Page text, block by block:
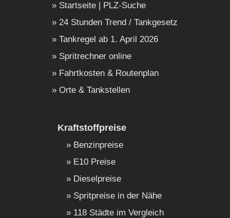
Startseite | PLZ-Suche
24 Stunden Trend / Tankgesetz
Tankregel ab 1. April 2026
Spritrechner online
Fahrtkosten & Routenplan
Orte & Tankstellen
Kraftstoffpreise
Benzinpreise
E10 Preise
Dieselpreise
Spritpreise in der Nähe
118 Städte im Vergleich